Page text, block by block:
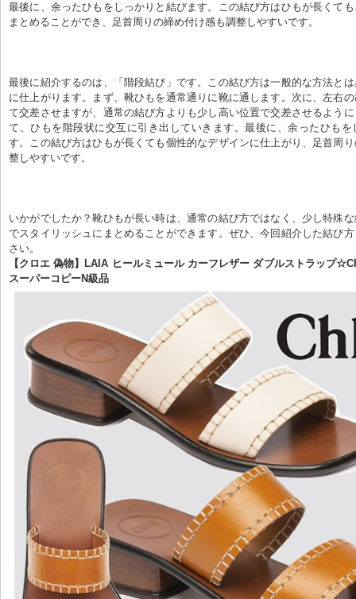
最後に、余ったひもをしっかりと結びます。この結び方はひもが長くて
まとめることができ、足首周りの締め付け感も調整しやすいです。
最後に紹介するのは、「階段結び」です。この結び方は一般的な方法と
に仕上がります。まず、靴ひもを通常通りに靴に通します。次に、左右
て交差させますが、通常の結び方よりも少し高い位置で交差させるよう
て、ひもを階段状に交互に引き出していきます。最後に、余ったひもを
す。この結び方はひもが長くても個性的なデザインに仕上がり、足首周
整しやすいです。
いかがでしたか？靴ひもが長い時は、通常の結び方ではなく、少し特殊
でスタイリッシュにまとめることができます。ぜひ、今回紹介した結び
さい。
【クロエ 偽物】LAIA ヒールミュール カーフレザー ダブルストラップ
スーパーコピーN級品